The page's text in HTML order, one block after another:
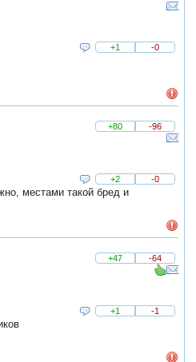
+1 -0
+80
-96
+2 -0
местами такой бред и
+47
-64
+1 -1